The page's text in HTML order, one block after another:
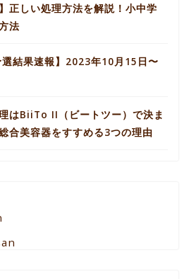
正しい処理方法を解説！小中学
法
選結果速報】2023年10月15日〜
はBiiTo II（ビートツー）で決ま
合美容器をすすめる3つの理由